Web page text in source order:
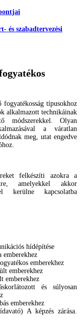
és szabadtervezési
fogyatékosság típusokhoz
alkalmazott technikáinak
módszerekkel. Olyan
a váratlan
meg, utat engedve
felkészíti azokra a
amelyekkel akkor
kerülne kapcsolatba
hídépítése
emberekhez
emberekhez
emberekhez
emberekhez
és súlyosan
emberekhez
A képzés zárása.